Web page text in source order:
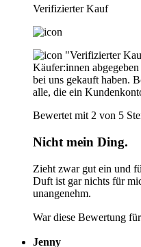
Verifizierter Kauf
"Verifizierter
Käufer:innen
bei uns gekauft haben.
alle, die ein
Bewertet mit 2 von 5
Nicht mein Ding.
Zieht zwar gut ein und
Duft ist gar nichts für
unangenehm.
War diese Bewertung
Jenny